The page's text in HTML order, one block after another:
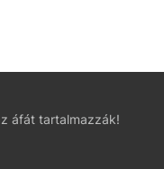
áfát tartalmazzák!